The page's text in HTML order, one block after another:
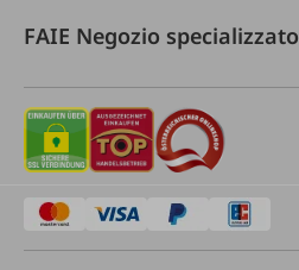
FAIE Negozio specializzato